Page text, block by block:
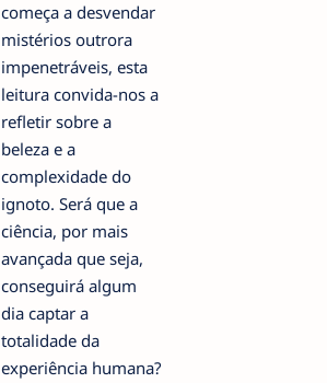
começa a desvendar
mistérios outrora
impenetráveis, esta
leitura convida-nos a
refletir sobre a
beleza e a
complexidade do
ignoto. Será que a
ciência, por mais
avançada que seja,
conseguirá algum
dia captar a
totalidade da
experiência humana?